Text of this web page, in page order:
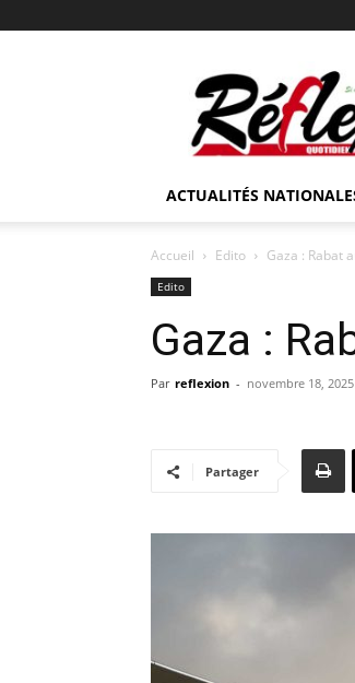
ACTUALITÉS
Accueil Edito Gaza : Rabat
Edito
Gaza :
Par reflexion - novembre 18, 2025
Partager